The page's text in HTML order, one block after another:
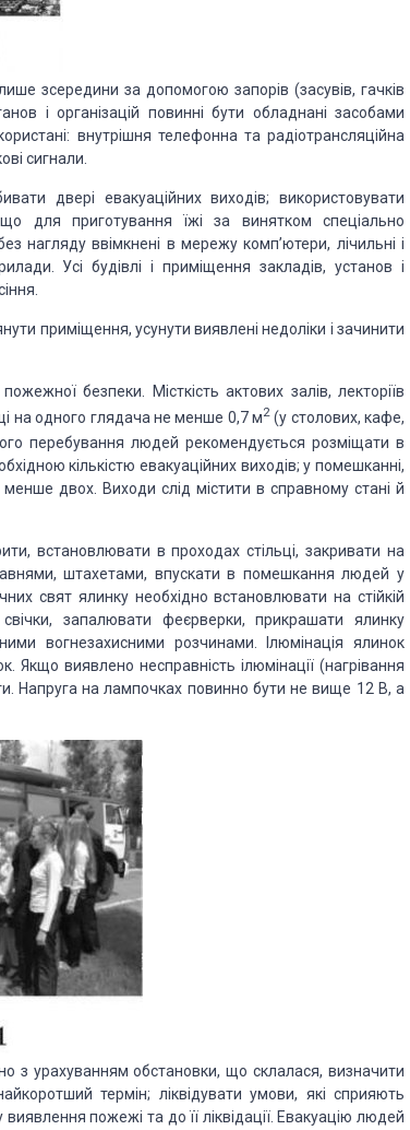
зсередини за допомогою запорів (засувів, гачків
і організацій повинні бути обладнані засобами
внутрішня телефонна та радіотрансляційна
сигнали.
двері евакуаційних виходів; використовувати
для приготування їжі за винятком спеціально
нагляду ввімкнені в мережу комп’ютери, лічильні і
Усі будівлі і приміщення закладів, установ і
приміщення, усунути виявлені недоліки і зачинити
безпеки. Місткість актових залів, лекторіїв
на одного глядача не менше 0,7 м2(у столових, кафе,
перебування людей рекомендується розміщати в
кількістю евакуаційних виходів; у помешканні,
двох. Виходи слід містити в справному стані й
встановлювати в проходах стільці, закривати на
штахетами, впускати в помешкання людей у
свят ялинку необхідно встановлювати на стійкій
запалювати феєрверки, прикрашати ялинку
вогнезахисними розчинами. Ілюмінація ялинок
виявлено несправність ілюмінації (нагрівання
Напруга на лампочках повинно бути не вище 12 В, а
з урахуванням обстановки, що склалася, визначити
термін; ліквідувати умови, які сприяють
пожежі та до її ліквідації. Евакуацію людей